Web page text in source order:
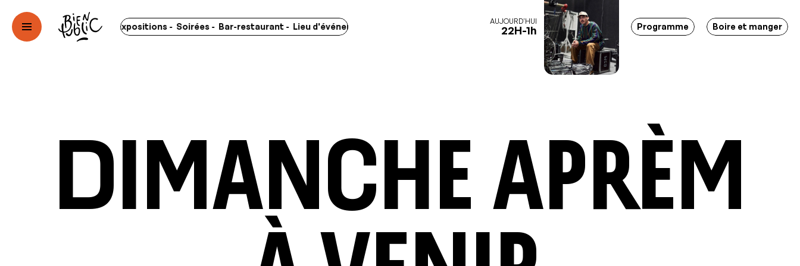
- Spectacles - Expositions - Soirées - Bar-restaurant - Lieu d'événements - Marchés - Concerts - Spectacles - Expositions - Soirées - Bar-restaurant - Lieu d'événements -
AUJOURD'HUI
22H-1h Programme Boire et manger
Dimanche aprèm